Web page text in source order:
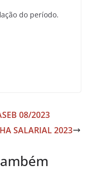
do período.
08/2023
SALARIAL 2023